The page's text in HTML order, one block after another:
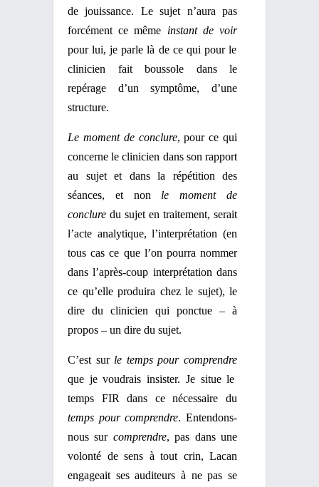
de jouissance. Le sujet n’aura pas
forcément ce même instant de voir
pour lui, je parle là de ce qui pour le
clinicien fait boussole dans le
repérage d’un symptôme, d’une
structure.
Le moment de conclure, pour ce qui
concerne le clinicien dans son rapport
au sujet et dans la répétition des
séances, et non le moment de
conclure du sujet en traitement, serait
l’acte analytique, l’interprétation (en
tous cas ce que l’on pourra nommer
dans l’après-coup interprétation dans
ce qu’elle produira chez le sujet), le
dire du clinicien qui ponctue – à
propos – un dire du sujet.
C’est sur le temps pour comprendre
que je voudrais insister. Je situe le
temps FIR dans ce nécessaire du
temps pour comprendre. Entendons-
nous sur comprendre, pas dans une
volonté de sens à tout crin, Lacan
engageait ses auditeurs à ne pas se